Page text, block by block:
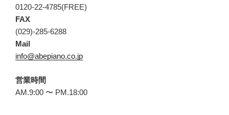
0120-22-4785(FREE)
FAX
(029)-285-6288
Mail
info@abepiano.co.jp
営業時間
AM.9:00 〜 PM.18:00